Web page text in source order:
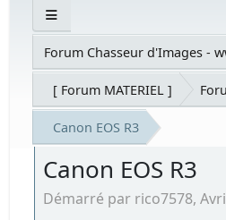
Forum Chasseur d'Images -
[ Forum MATERIEL ]
Canon EOS R3
Canon EOS R3
Démarré par rico7578,